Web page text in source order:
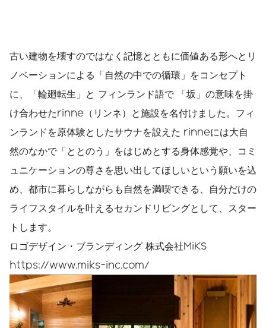
古い建物を壊すのではなく記憶とともに価値ある形へとリ
ノベーションによる「自然の中での循環」をコンセプト
に、「輪廻転生」と フィンランド語で 「坂」の意味を掛
け合わせたrinne（リンネ）と施設を名付けました。フィ
ンランドを原体験としたサウナを設えた rinneには大自
然のなかで「ととのう」をはじめとする身体感覚や、コミ
ュニケーションの尊さを思い出してほしいという願いを込
め、都市に暮らしながらも自然を満喫できる、自分だけの
ライフスタイルを叶えるセカンドリビングとして、スター
トします。
ロゴデザイン・ブランディング 株式会社MiKS
https://www.miks-inc.com/